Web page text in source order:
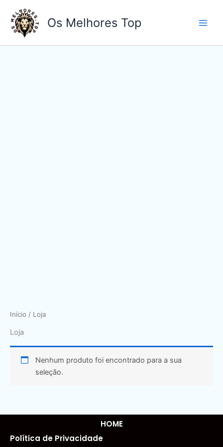
para
Os Melhores Top
Início / Loja
Loja
Nenhum produto foi encontrado para a sua
seleção.
HOME
Política de Privacidade